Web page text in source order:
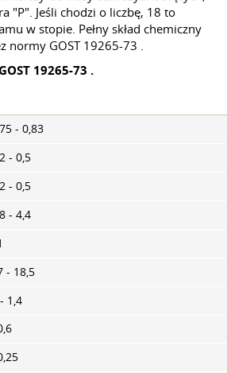
"P". Jeśli chodzi o liczbę, 18 to
w stopie. Pełny skład chemiczny
normy GOST 19265-73 .
19265-73 .
- 0,83
- 0,5
- 0,5
- 4,4
- 18,5
1,4